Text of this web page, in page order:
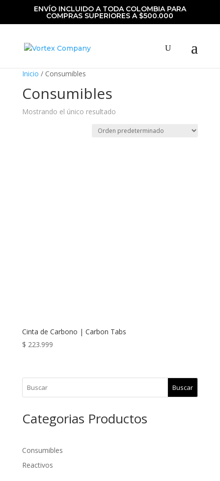
ENVÍO INCLUIDO A TODA COLOMBIA PARA
COMPRAS SUPERIORES A $500.000
Inicio / Consumibles
Consumibles
Mostrando el único resultado
Cinta de Carbono | Carbon Tabs
$ 223.999
Buscar
Categorias Productos
Consumibles
Reactivos